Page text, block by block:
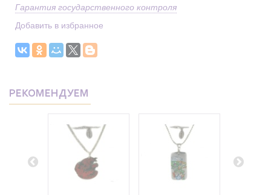
Гарантия государственного контроля
Добавить в избранное
РЕКОМЕНДУЕМ